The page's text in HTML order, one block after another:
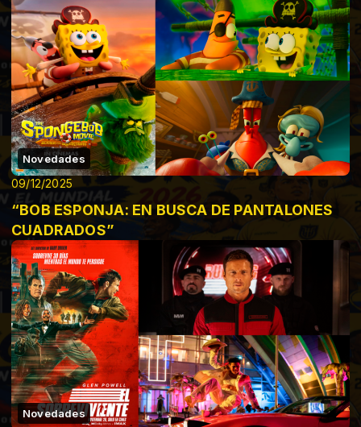
Novedades
09/12/2025
“BOB ESPONJA: EN BUSCA DE PANTALONES
CUADRADOS”
Novedades